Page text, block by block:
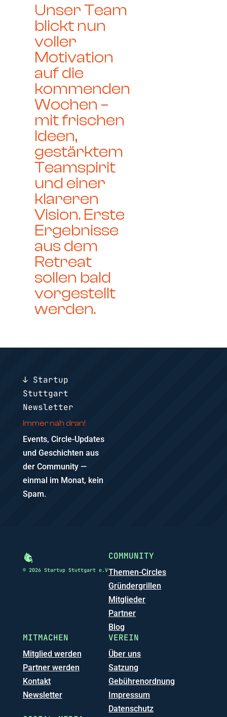
Unser Team
blickt nun
voller
Motivation
auf die
kommenden
Wochen –
mit frischen
Ideen,
gestärktem
Teamspirit
und einer
klareren
Vision. Erste
Ergebnisse
aus dem
Retreat
sollen bald
vorgestellt
werden.
↓ Startup
Stuttgart
Newsletter
Immer nah dran!
Events, Circle-Updates
und Geschichten aus
der Community —
einmal im Monat, kein
Spam.
© 2026 Startup Stuttgart e.V
COMMUNITY
Themen-Circles
Gründergrillen
Mitglieder
Partner
Blog
MITMACHEN
Mitglied werden
Partner werden
Kontakt
Newsletter
VEREIN
Über uns
Satzung
Gebührenordnung
Impressum
Datenschutz